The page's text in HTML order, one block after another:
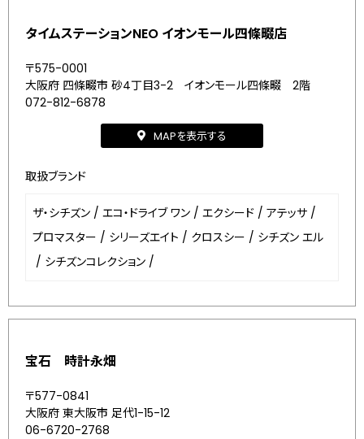
タイムステーションNEO イオンモール四條畷店
〒575-0001
大阪府 四條畷市 砂4丁目3-2 イオンモール四條畷 2階
072-812-6878
MAPを表示する
取扱ブランド
ザ・シチズン / エコ・ドライブ ワン / エクシード / アテッサ /
プロマスター / シリーズエイト / クロスシー / シチズン エル
/ シチズンコレクション /
宝石 時計永畑
〒577-0841
大阪府 東大阪市 足代1-15-12
06-6720-2768